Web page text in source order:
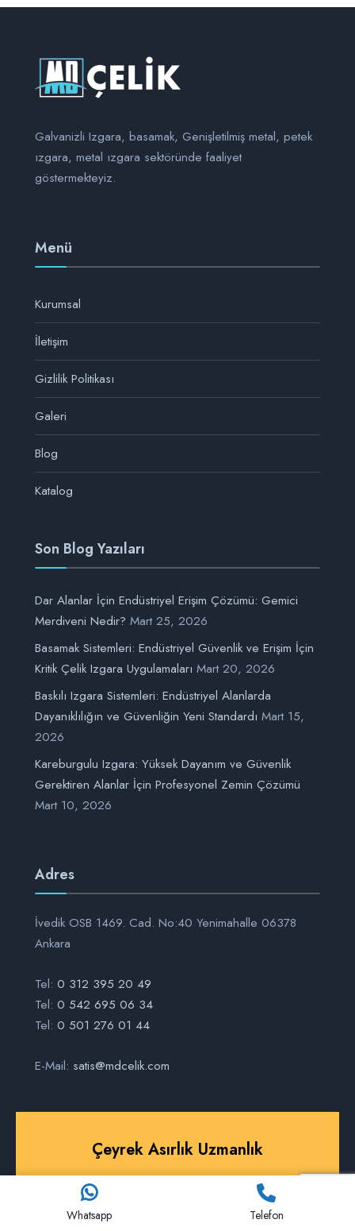
Galvanizli Izgara, basamak, Genişletilmiş metal, petek
ızgara, metal ızgara sektöründe faaliyet
göstermekteyiz.
Menü
Kurumsal
İletişim
Gizlilik Politikası
Galeri
Blog
Katalog
Son Blog Yazıları
Dar Alanlar İçin Endüstriyel Erişim Çözümü: Gemici
Merdiveni Nedir? Mart 25, 2026
Basamak Sistemleri: Endüstriyel Güvenlik ve Erişim İçin
Kritik Çelik Izgara Uygulamaları Mart 20, 2026
Baskılı Izgara Sistemleri: Endüstriyel Alanlarda
Dayanıklılığın ve Güvenliğin Yeni Standardı Mart 15,
2026
Kareburgulu Izgara: Yüksek Dayanım ve Güvenlik
Gerektiren Alanlar İçin Profesyonel Zemin Çözümü
Mart 10, 2026
Adres
İvedik OSB 1469. Cad. No:40 Yenimahalle 06378
Ankara
Tel: 0 312 395 20 49
Tel: 0 542 695 06 34
Tel: 0 501 276 01 44
E-Mail: satis@mdcelik.com
Çeyrek Asırlık Uzmanlık
© 2026 MD Çelik Izgara • Her Hakkı Saklıdır.
Whatsapp Telefon